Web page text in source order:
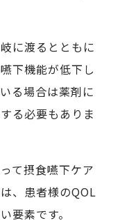
に渡るとともに
下機能が低下し
る場合は薬剤に
る必要もありま
て摂食嚥下ケア
、患者様のQOL
要素です。